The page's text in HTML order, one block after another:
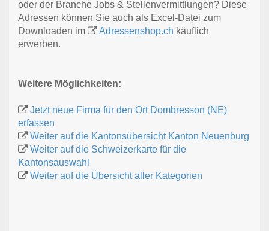
oder der Branche Jobs & Stellenvermittlungen? Diese
Adressen können Sie auch als Excel-Datei zum
Downloaden im
Adressenshop.ch käuflich
erwerben.
Weitere Möglichkeiten:
Jetzt neue Firma für den Ort Dombresson (NE)
erfassen
Weiter auf die Kantonsübersicht Kanton Neuenburg
Weiter auf die Schweizerkarte für die
Kantonsauswahl
Weiter auf die Übersicht aller Kategorien